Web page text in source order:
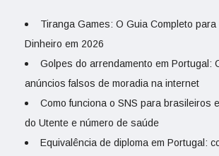
Tiranga Games: O Guia Completo
Dinheiro em 2026
Golpes do arrendamento em Portugal:
anúncios falsos de moradia na internet
Como funciona o SNS para brasileiros
do Utente e número de saúde
Equivalência de diploma em Portugal: